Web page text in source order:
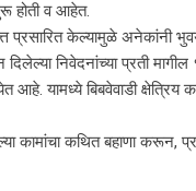
होती व आहेत.
प्रसारित केल्यामुळे अनेकांनी
दिलेल्या निवेदनांच्या प्रती
आहे. यामध्ये बिबवेवाडी क्षेत्रिय
कामांचा कथित बहाणा